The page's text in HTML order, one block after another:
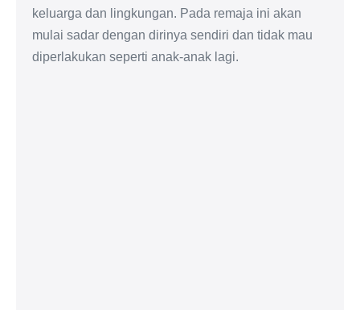
keluarga dan lingkungan. Pada remaja ini akan
mulai sadar dengan dirinya sendiri dan tidak mau
diperlakukan seperti anak-anak lagi.